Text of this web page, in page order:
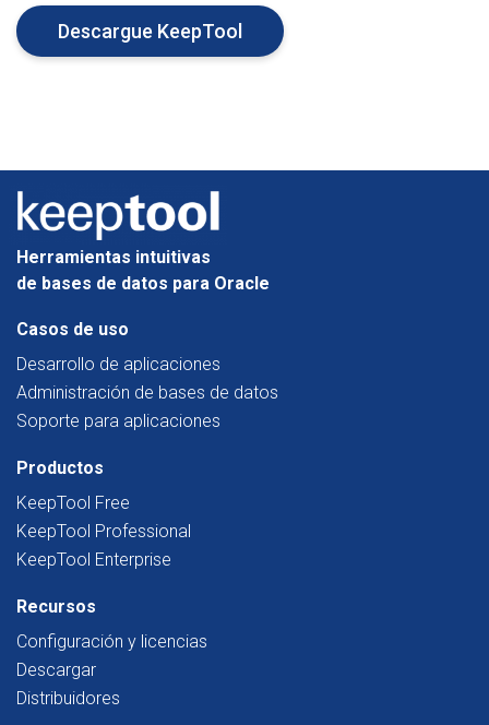
Descargue KeepTool
Herramientas intuitivas
de bases de datos para Oracle
Casos de uso
Desarrollo de aplicaciones
Administración de bases de datos
Soporte para aplicaciones
Productos
KeepTool Free
KeepTool Professional
KeepTool Enterprise
Recursos
Configuración y licencias
Descargar
Distribuidores